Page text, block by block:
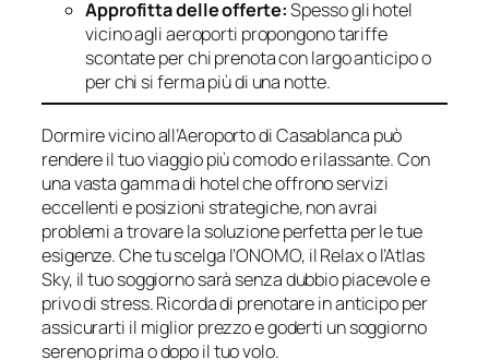
Approfitta delle offerte:Spesso gli hotel
vicino agli aeroporti propongono tariffe
scontate per chi prenota con largo anticipo o
per chi si ferma più di una notte.
Dormire vicino all’Aeroporto di Casablanca può
rendere il tuo viaggio più comodo e rilassante. Con
una vasta gamma di hotel che offrono servizi
eccellenti e posizioni strategiche, non avrai
problemi a trovare la soluzione perfetta per le tue
esigenze. Che tu scelga l’ONOMO, il Relax o l’Atlas
Sky, il tuo soggiorno sarà senza dubbio piacevole e
privo di stress. Ricorda di prenotare in anticipo per
assicurarti il miglior prezzo e goderti un soggiorno
sereno prima o dopo il tuo volo.